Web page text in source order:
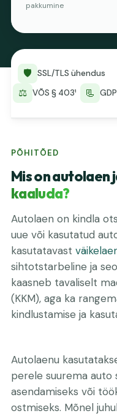
pakkumine
🛡️ SSL/TLS ühendus
⚖️ VÕS § 403¹ 📃
PÕHITÕED
Mis on autolaen
kaaluda?
Autolaen on kindla
uue või kasutatud
kasutatavast
sihtotstarbeline ja
kaasneb tavaliselt
(KKM), aga ka
kindlustamise ja
Autolaenu
perele suurema auto
asendamiseks või
ostmiseks. Mõnel